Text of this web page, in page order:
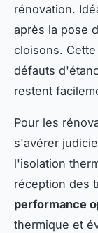
rénovation.
après la pose
cloisons.
défauts
restent
Pour les
s'avérer
l'isolation
réception des
performance
thermique et